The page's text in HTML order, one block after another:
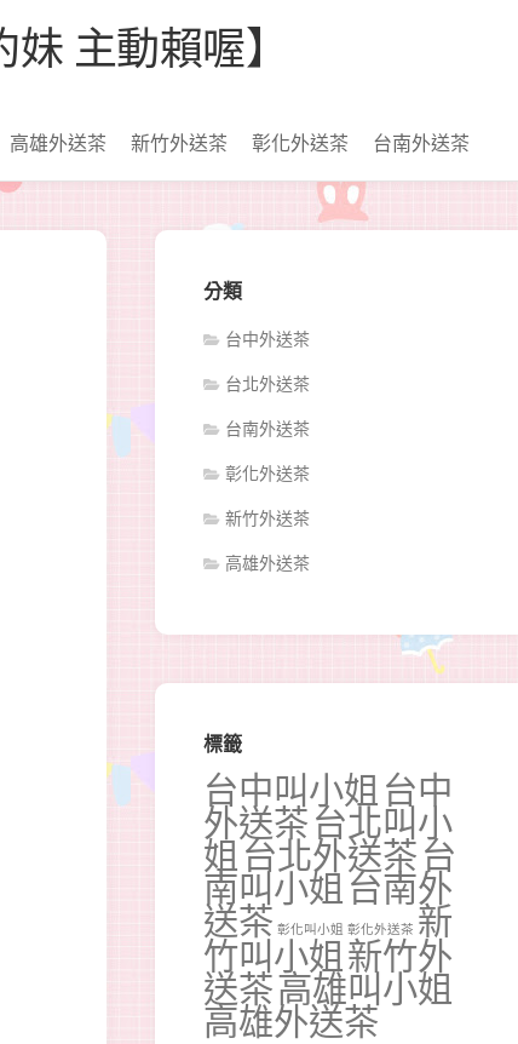
主動賴喔】
高雄外送茶 新竹外送茶 彰化外送茶 台南外送茶
分類
台中外送茶
台北外送茶
台南外送茶
彰化外送茶
新竹外送茶
高雄外送茶
標籤
台中叫小姐 台中
外送茶 台北叫小
姐 台北外送茶 台
南叫小姐 台南外
送茶 彰化叫小姐 彰化外送茶 新
竹叫小姐 新竹外
送茶高雄叫小姐
高雄外送茶